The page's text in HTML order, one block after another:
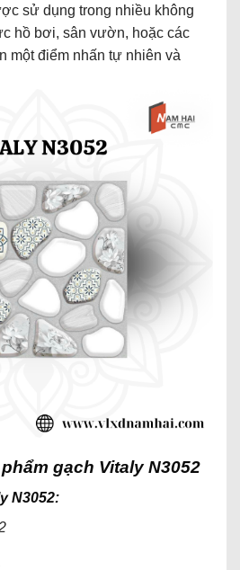
sử dụng trong nhiều không
hồ bơi, sân vườn, hoặc các
một điểm nhấn tự nhiên và
gạch Vitaly N3052
N3052: